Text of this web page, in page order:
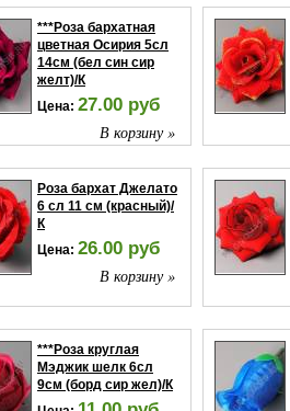
***Роза бархатная
цветная Осирия 5сл
14см (бел син сир
желт)/К
Цена: 27.00 руб
В корзину »
Роза бархат Джелато
6 сл 11 см (красный)/
К
Цена: 26.00 руб
В корзину »
***Роза круглая
Мэджик шелк 6сл
9см (борд сир жел)/К